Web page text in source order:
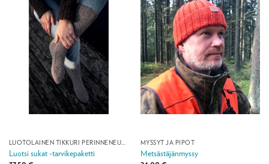
Luotsi sukat -tarvikepaketti
MYSSYT JA PIPOT
Metsästäjänmyssy